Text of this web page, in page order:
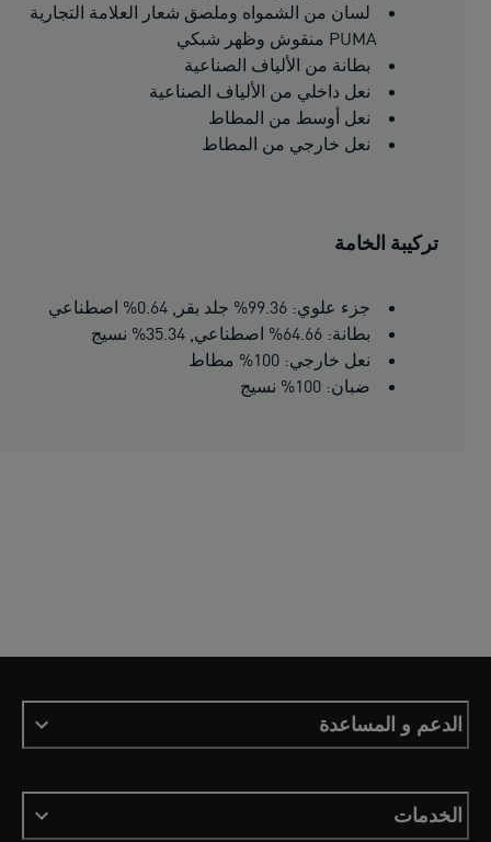
لسان من الشمواه وملصق شعار العلامة التجارية
PUMA منقوش وظهر شبكي
بطانة من الألياف الصناعية
نعل داخلي من الألياف الصناعية
نعل أوسط من المطاط
نعل خارجي من المطاط
تركيبة الخامة
جزء علوي: 99.36% جلد بقر, 0.64% اصطناعي
بطانة: 64.66% اصطناعي, 35.34% نسيج
نعل خارجي: 100% مطاط
ضبان: 100% نسيج
الدعم و المساعدة
الخدمات